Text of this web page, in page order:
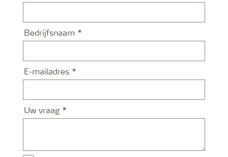
Bedrijfsnaam
E-mailadres
Uw vraag